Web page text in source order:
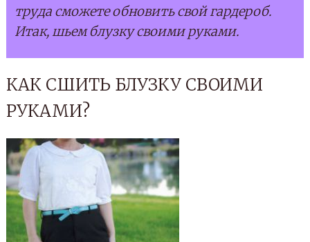
труда сможете обновить свой гардероб.
Итак, шьем блузку своими руками.
КАК СШИТЬ БЛУЗКУ СВОИМИ
РУКАМИ?